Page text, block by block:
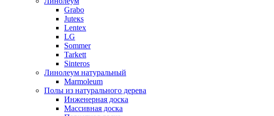
Grabo
Juteкs
Lentex
LG
Sommer
Tarkett
Sinteros
Линолеум натуральный
Marmoleum
Полы из натурального дерева
Инженерная доска
Массивная доска